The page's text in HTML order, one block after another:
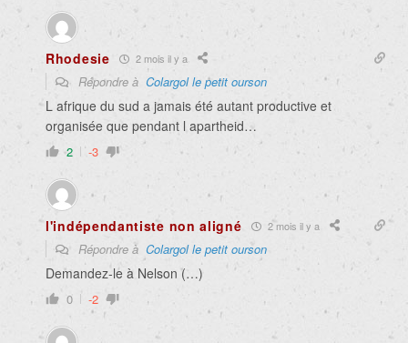
Rhodesie 2 mois il y a
Répondre à Colargol le petit ourson
L afrique du sud a jamais été autant productive et
organisée que pendant l apartheid…
2 -3
l'indépendantiste non aligné 2 mois il y a
Répondre à Colargol le petit ourson
Demandez-le à Nelson (…)
0 -2